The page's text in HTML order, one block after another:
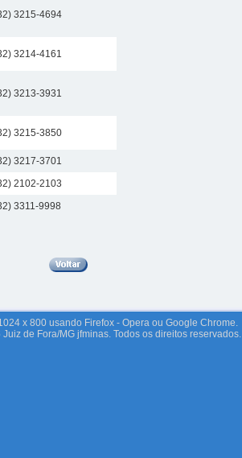
3215-4694
3214-4161
3213-3931
3215-3850
3217-3701
2102-2103
3311-9998
x 800 usando Firefox - Opera ou Google Chrome.
de Fora/MG jfminas. Todos os direitos reservados.